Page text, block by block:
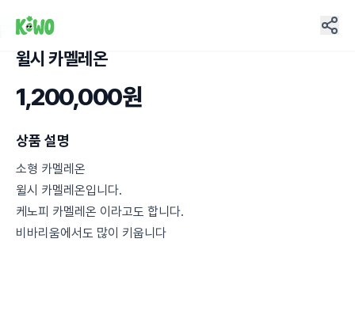
윌시 카멜레온
1,200,000원
상품 설명
소형 카멜레온
윌시 카멜레온입니다.
케노피 카멜레온 이라고도 합니다.
비바리움에서도 많이 키웁니다